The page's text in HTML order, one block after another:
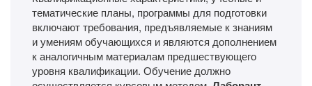
тематические планы, программы для подготовки
включают требования, предъявляемые к знаниям
и умениям обучающихся и являются дополнением
к аналогичным материалам предшествующего
уровня квалификации. Обучение должно